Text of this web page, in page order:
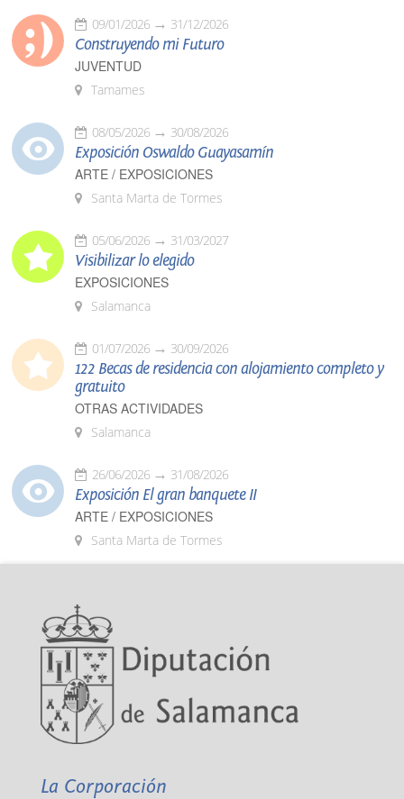
09/01/2026 31/12/2026
Construyendo mi Futuro
JUVENTUD
Tamames
08/05/2026 30/08/2026
Exposición Oswaldo Guayasamín
ARTE / EXPOSICIONES
Santa Marta de Tormes
05/06/2026 31/03/2027
Visibilizar lo elegido
EXPOSICIONES
Salamanca
01/07/2026 30/09/2026
122 Becas de residencia con alojamiento completo y
gratuito
OTRAS ACTIVIDADES
Salamanca
26/06/2026 31/08/2026
Exposición El gran banquete II
ARTE / EXPOSICIONES
Santa Marta de Tormes
La Corporación